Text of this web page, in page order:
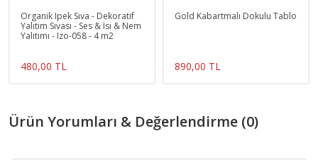
Organik Ipek Sıva - Dekoratif
Yalıtım Sıvası - Ses & Isı & Nem
Yalıtımı - Izo-058 - 4 m2
480,00 TL
Gold Kabartmalı Dokulu Tablo
890,00 TL
Ürün Yorumları & Değerlendirme (0)